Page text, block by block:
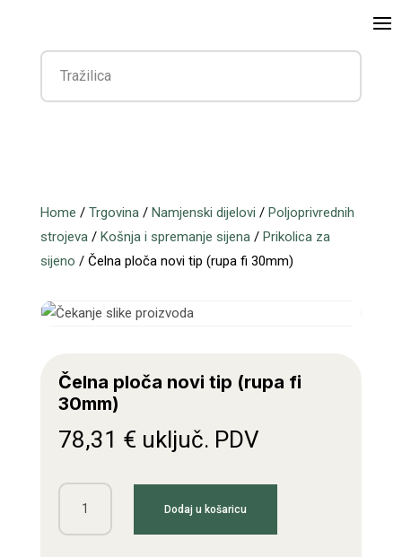
Home / Trgovina/ Namjenski dijelovi / Poljoprivrednih
strojeva/ Košnja i spremanje sijena/ Prikolica za
sijeno / Čelna ploča novi tip (rupa fi 30mm)
Čelna ploča novi tip (rupa fi
30mm)
78,31 € uključ. PDV
Čelna
ploča
Dodaj u košaricu